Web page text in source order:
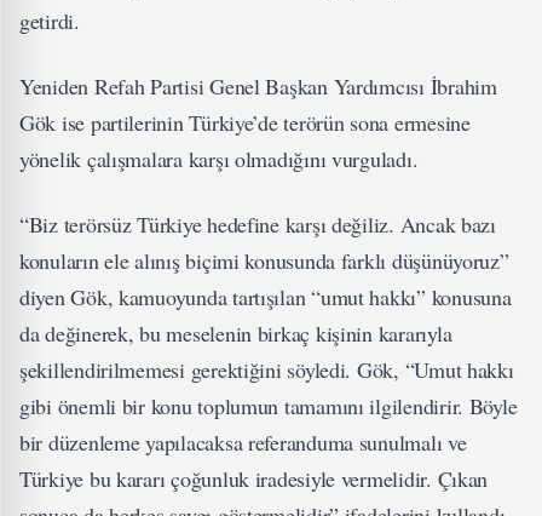
getirdi.
Yeniden Refah Partisi Genel Başkan Yardımcısı İbrahim
Gök ise partilerinin Türkiye’de terörün sona ermesine
yönelik çalışmalara karşı olmadığını vurguladı.
“Biz terörsüz Türkiye hedefine karşı değiliz. Ancak bazı
konuların ele alınış biçimi konusunda farklı düşünüyoruz”
diyen Gök, kamuoyunda tartışılan “umut hakkı” konusuna
da değinerek, bu meselenin birkaç kişinin kararıyla
şekillendirilmemesi gerektiğini söyledi. Gök, “Umut hakkı
gibi önemli bir konu toplumun tamamını ilgilendirir. Böyle
bir düzenleme yapılacaksa referanduma sunulmalı ve
Türkiye bu kararı çoğunluk iradesiyle vermelidir. Çıkan